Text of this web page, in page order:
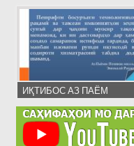
ИҚТИБОС АЗ ПАЁМ